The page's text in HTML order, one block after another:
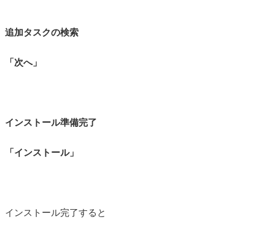
追加タスクの検索
「次へ」
インストール準備完了
「インストール」
インストール完了すると